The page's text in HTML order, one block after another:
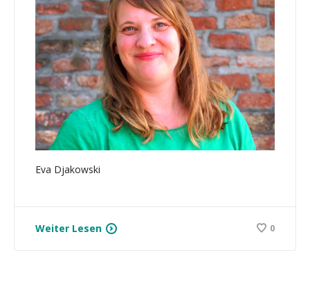
Eva Djakowski
Weiter Lesen 0